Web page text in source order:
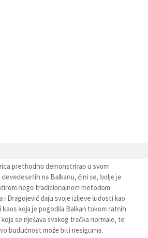
prethodno demonstrirao u svom
devedesetih na Balkanu, čini se, bolje je
nego tradicionalnom metodom
i Dragojević daju svoje izljeve ludosti kao
koja je pogodila Balkan tokom ratnih
se riješava svakog tračka normale, te
budućnost može biti nesigurna.